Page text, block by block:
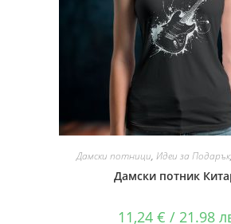
Дамски потници, Идеи за Подарък,
Дамски потник
11,24 € / 21.98